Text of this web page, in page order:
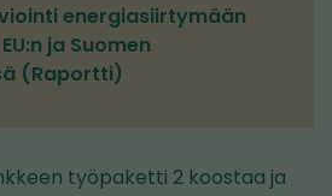
energiasiirtymään
ja Suomen
(Raportti)
työpaketti 2 koostaa ja